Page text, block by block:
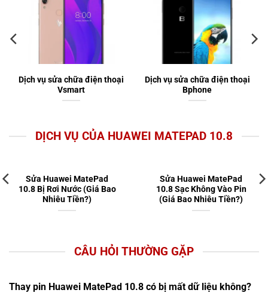
Dịch vụ sửa chữa điện thoại
Vsmart
Dịch vụ sửa chữa điện thoại
Bphone
DỊCH VỤ CỦA HUAWEI MATEPAD 10.8
Sửa Huawei MatePad
10.8 Bị Rơi Nước (Giá Bao
Nhiêu Tiền?)
Sửa Huawei MatePad
10.8 Sạc Không Vào Pin
(Giá Bao Nhiêu Tiền?)
CÂU HỎI THƯỜNG GẶP
Thay pin Huawei MatePad 10.8 có bị mất dữ liệu không?